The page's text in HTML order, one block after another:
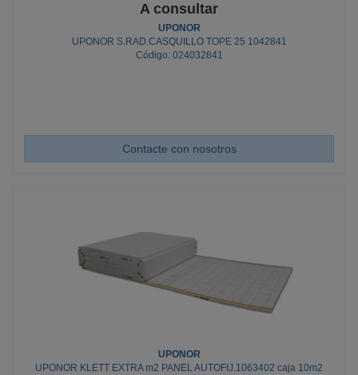
A consultar
UPONOR
UPONOR S.RAD.CASQUILLO TOPE 25 1042841
Código: 024032841
Contacte con nosotros
UPONOR
UPONOR KLETT EXTRA m2 PANEL AUTOFIJ.1063402 caja 10m2